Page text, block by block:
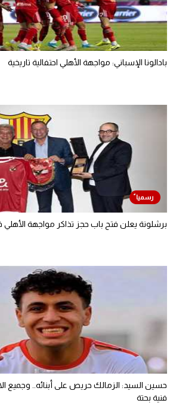
بادالونا الإسباني: مواجهة الأهلي احتفالية تاريخية
برشلونة يعلن فتح باب حجز تذاكر مواجهة
حسين السيد: الزمالك حريص على أبنائه.. وجميع
فنية بحتة